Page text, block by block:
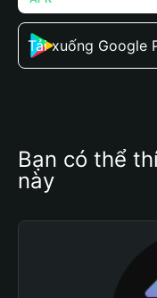
Tải xuống Google
Bạn có thể
này